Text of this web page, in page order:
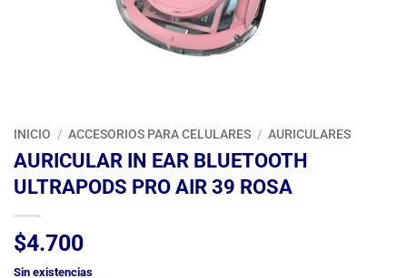
INICIO / ACCESORIOS PARA CELULARES / AURICULARES
AURICULAR IN EAR BLUETOOTH
ULTRAPODS PRO AIR 39 ROSA
$4.700
Sin existencias